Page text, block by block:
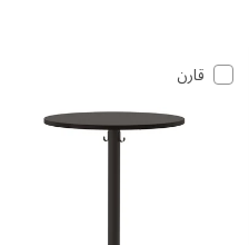
قارن